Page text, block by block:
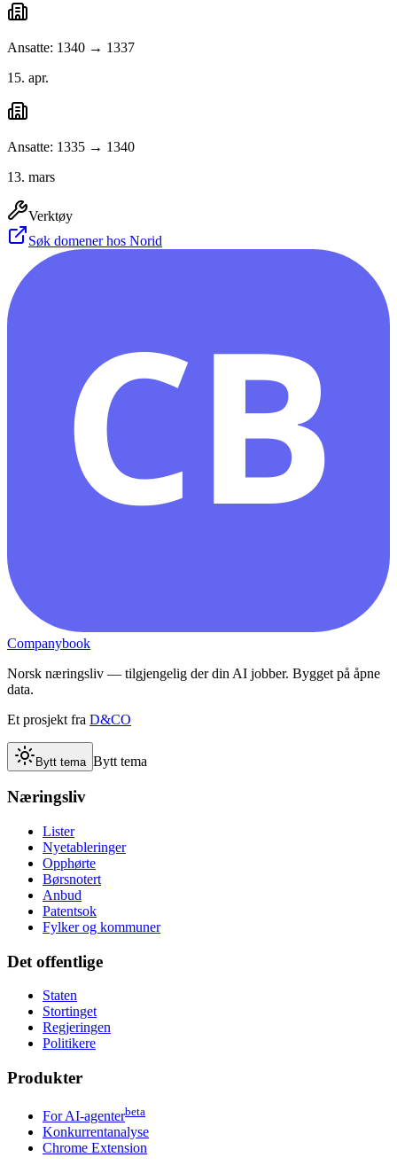
Ansatte: 1340 → 1337
15. apr.
Ansatte: 1335 → 1340
13. mars
Verktøy
Søk domener hos Norid
CB
Companybook
Norsk næringsliv — tilgjengelig der din AI jobber. Bygget på åpne
data.
Et prosjekt fra D&CO
Bytt tema Bytt tema
Næringsliv
Lister
Nyetableringer
Opphørte
Børsnotert
Anbud
Patentsok
Fylker og kommuner
Det offentlige
Staten
Stortinget
Regjeringen
Politikere
Produkter
For AI-agenterbeta
Konkurrentanalyse
Chrome Extension